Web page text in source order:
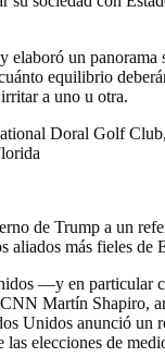
elaboró un panorama
equilibrio
a uno u otra.
Doral Golf
de Trump a un
aliados más fieles
—y en particular
Martín Shapiro,
Unidos anunció un
las elecciones de